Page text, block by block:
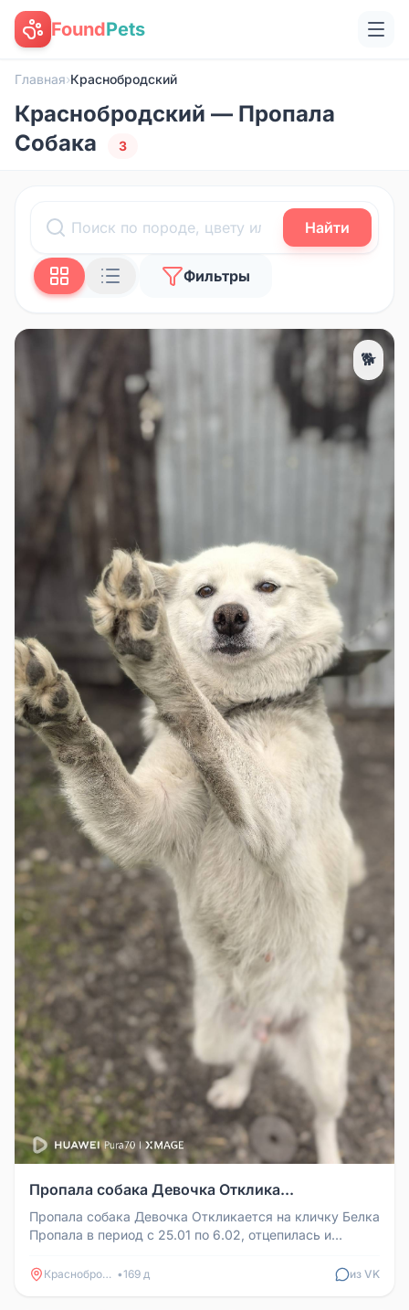
FoundPets
Главная›Краснобродский
Краснобродский — Пропала
Собака
3
Найти
Фильтры
🐕
Пропала собака Девочка Отклика...
Пропала собака Девочка Откликается на кличку Белка
Пропала в период с 25.01 по 6.02, отцепилась и
Краснобродский •169 д из VK